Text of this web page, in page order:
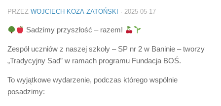
PRZEZ WOJCIECH KOZA-ZATOŃSKI · 2025-05-17
Sadzimy przyszłość – razem!
Zespół uczniów z naszej szkoły – SP nr 2 w Baninie – tworzy
„Tradycyjny Sad” w ramach programu Fundacja BOŚ.
To wyjątkowe wydarzenie, podczas którego wspólnie
posadzimy: